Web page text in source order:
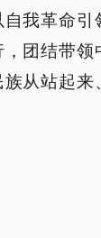
我革命引
团结带领
从站起来